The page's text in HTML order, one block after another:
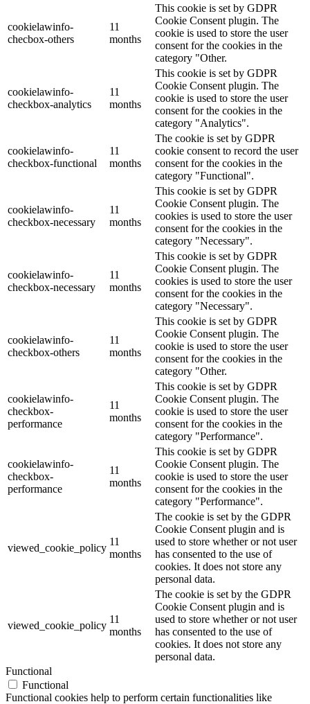
cookielawinfo-
checbox-others
11
months
This cookie is set by GDPR
Cookie Consent plugin. The
cookie is used to store the user
consent for the cookies in the
category "Other.
cookielawinfo-
checkbox-analytics
11
months
This cookie is set by GDPR
Cookie Consent plugin. The
cookie is used to store the user
consent for the cookies in the
category "Analytics".
cookielawinfo-
checkbox-functional
11
months
The cookie is set by GDPR
cookie consent to record the user
consent for the cookies in the
category "Functional".
cookielawinfo-
checkbox-necessary
11
months
This cookie is set by GDPR
Cookie Consent plugin. The
cookies is used to store the user
consent for the cookies in the
category "Necessary".
cookielawinfo-
checkbox-necessary
11
months
This cookie is set by GDPR
Cookie Consent plugin. The
cookies is used to store the user
consent for the cookies in the
category "Necessary".
cookielawinfo-
checkbox-others
11
months
This cookie is set by GDPR
Cookie Consent plugin. The
cookie is used to store the user
consent for the cookies in the
category "Other.
cookielawinfo-
checkbox-
performance
11
months
This cookie is set by GDPR
Cookie Consent plugin. The
cookie is used to store the user
consent for the cookies in the
category "Performance".
cookielawinfo-
checkbox-
performance
11
months
This cookie is set by GDPR
Cookie Consent plugin. The
cookie is used to store the user
consent for the cookies in the
category "Performance".
viewed_cookie_policy
11
months
The cookie is set by the GDPR
Cookie Consent plugin and is
used to store whether or not user
has consented to the use of
cookies. It does not store any
personal data.
viewed_cookie_policy
11
months
The cookie is set by the GDPR
Cookie Consent plugin and is
used to store whether or not user
has consented to the use of
cookies. It does not store any
personal data.
Functional
Functional
Functional cookies help to perform certain functionalities like